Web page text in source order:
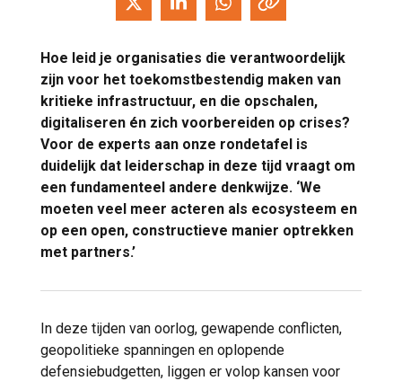
Hoe leid je organisaties die verantwoordelijk
zijn voor het toekomstbestendig maken van
kritieke infrastructuur, en die opschalen,
digitaliseren én zich voorbereiden op crises?
Voor de experts aan onze rondetafel is
duidelijk dat leiderschap in deze tijd vraagt om
een fundamenteel andere denkwijze. ‘We
moeten veel meer acteren als ecosysteem en
op een open, constructieve manier optrekken
met partners.’
In deze tijden van oorlog, gewapende conflicten,
geopolitieke spanningen en oplopende
defensiebudgetten, liggen er volop kansen voor